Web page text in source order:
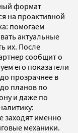
формат
на проактивной
помогаем
актуальные
их. После
сообщит о
его показатели
прозрачнее в
планов по
и даже по
заходят именно
механики.